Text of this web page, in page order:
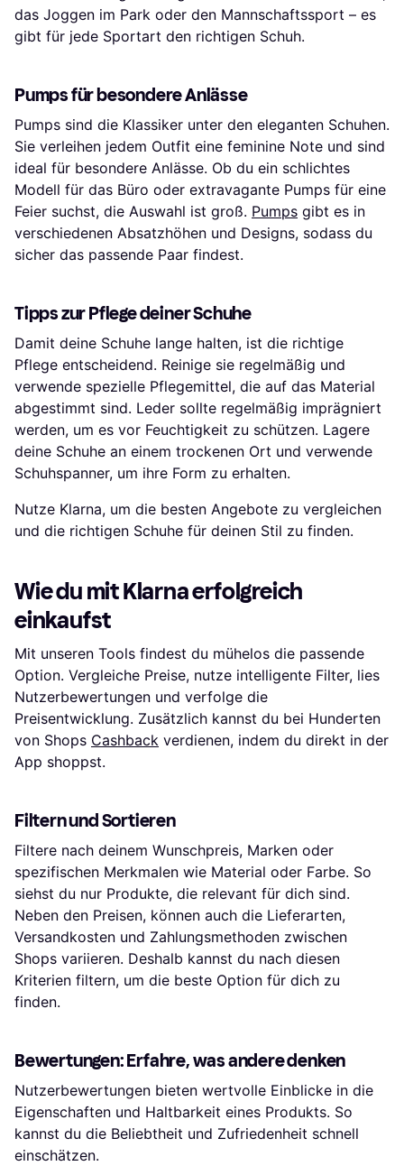
das Joggen im Park oder den Mannschaftssport – es
gibt für jede Sportart den richtigen Schuh.
Pumps für besondere Anlässe
Pumps sind die Klassiker unter den eleganten Schuhen.
Sie verleihen jedem Outfit eine feminine Note und sind
ideal für besondere Anlässe. Ob du ein schlichtes
Modell für das Büro oder extravagante Pumps für eine
Feier suchst, die Auswahl ist groß. Pumps gibt es in
verschiedenen Absatzhöhen und Designs, sodass du
sicher das passende Paar findest.
Tipps zur Pflege deiner Schuhe
Damit deine Schuhe lange halten, ist die richtige
Pflege entscheidend. Reinige sie regelmäßig und
verwende spezielle Pflegemittel, die auf das Material
abgestimmt sind. Leder sollte regelmäßig imprägniert
werden, um es vor Feuchtigkeit zu schützen. Lagere
deine Schuhe an einem trockenen Ort und verwende
Schuhspanner, um ihre Form zu erhalten.
Nutze Klarna, um die besten Angebote zu vergleichen
und die richtigen Schuhe für deinen Stil zu finden.
Wie du mit Klarna erfolgreich
einkaufst
Mit unseren Tools findest du mühelos die passende
Option. Vergleiche Preise, nutze intelligente Filter, lies
Nutzerbewertungen und verfolge die
Preisentwicklung. Zusätzlich kannst du bei Hunderten
von Shops Cashback verdienen, indem du direkt in der
App shoppst.
Filtern und Sortieren
Filtere nach deinem Wunschpreis, Marken oder
spezifischen Merkmalen wie Material oder Farbe. So
siehst du nur Produkte, die relevant für dich sind.
Neben den Preisen, können auch die Lieferarten,
Versandkosten und Zahlungsmethoden zwischen
Shops variieren. Deshalb kannst du nach diesen
Kriterien filtern, um die beste Option für dich zu
finden.
Bewertungen: Erfahre, was andere denken
Nutzerbewertungen bieten wertvolle Einblicke in die
Eigenschaften und Haltbarkeit eines Produkts. So
kannst du die Beliebtheit und Zufriedenheit schnell
einschätzen.